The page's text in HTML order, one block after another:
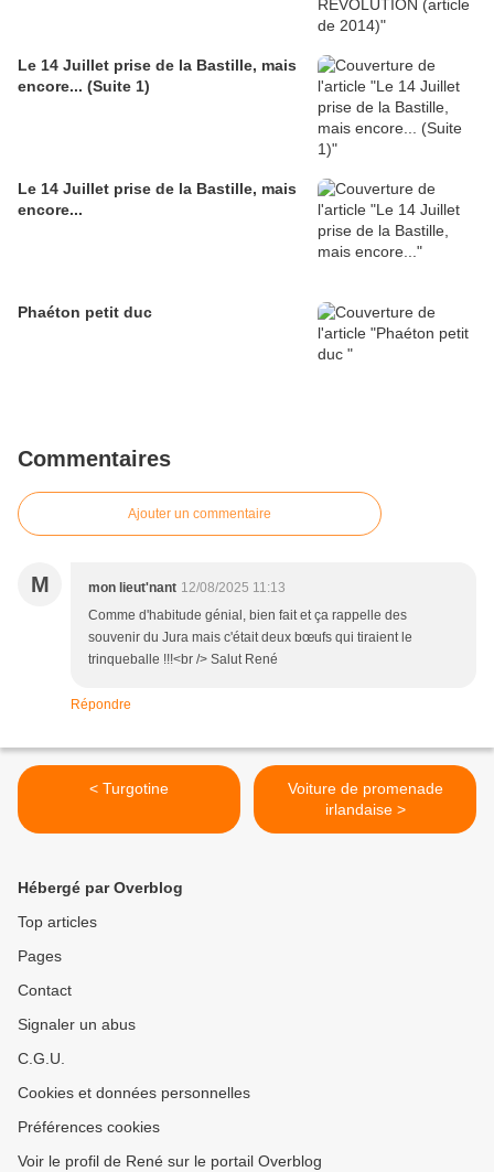
Le 14 Juillet prise de la Bastille, mais
encore... (Suite 1)
Le 14 Juillet prise de la Bastille, mais
encore...
Phaéton petit duc
Commentaires
Ajouter un commentaire
M mon lieut'nant 12/08/2025 11:13
Comme d'habitude génial, bien fait et ça rappelle des
souvenir du Jura mais c'était deux bœufs qui tiraient le
trinqueballe !!!<br /> Salut René
Répondre
< Turgotine
Voiture de promenade
irlandaise >
Hébergé par Overblog
Top articles
Pages
Contact
Signaler un abus
C.G.U.
Cookies et données personnelles
Préférences cookies
Voir le profil de René sur le portail Overblog